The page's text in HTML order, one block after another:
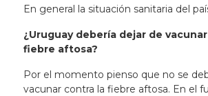
En general la situación sanitaria del
¿Uruguay debería dejar de
fiebre aftosa?
Por el momento pienso que no se
vacunar contra la fiebre aftosa. En el